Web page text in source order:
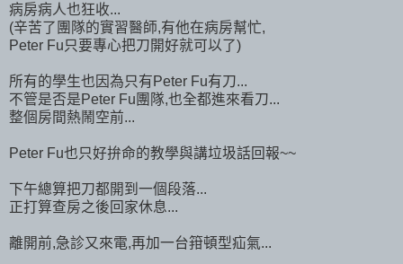
病房病人也狂收...
(辛苦了團隊的實習醫師,有他在病房幫忙,
Peter Fu只要專心把刀開好就可以了)
所有的學生也因為只有Peter Fu有刀...
不管是否是Peter Fu團隊,也全都進來看刀...
整個房間熱鬧空前...
Peter Fu也只好拚命的教學與講垃圾話回報~~
下午總算把刀都開到一個段落...
正打算查房之後回家休息...
離開前,急診又來電,再加一台箝頓型疝氣...